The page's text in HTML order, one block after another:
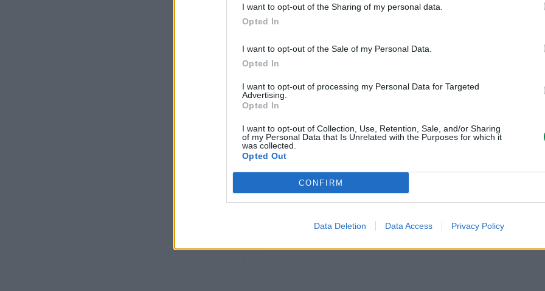
I want to opt-out of the Sharing of my personal data.
Opted In
I want to opt-out of the Sale of my Personal Data.
Opted In
I want to opt-out of processing my Personal Data for Targeted
Advertising.
Opted In
I want to opt-out of Collection, Use, Retention, Sale, and/or Sharing
of my Personal Data that Is Unrelated with the Purposes for which it
was collected.
Opted Out
CONFIRM
Data Deletion Data Access Privacy Policy
Informacje
Lexmark
ICC - Bloc A
Podmiot odpowiedzialny